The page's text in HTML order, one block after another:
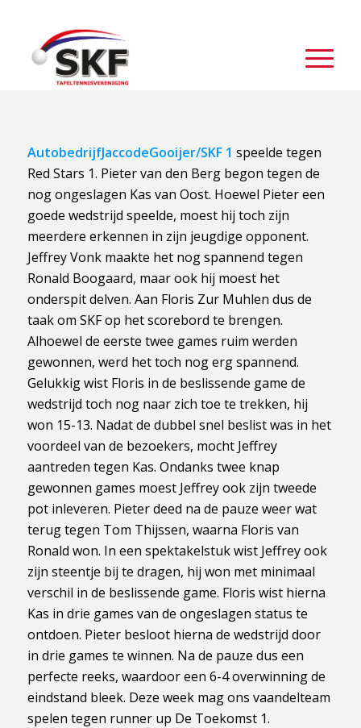
AutobedrijfJaccodeGooijer/SKF 1 speelde tegen
Red Stars 1. Pieter van den Berg begon tegen de
nog ongeslagen Kas van Oost. Hoewel Pieter een
goede wedstrijd speelde, moest hij toch zijn
meerdere erkennen in zijn jeugdige opponent.
Jeffrey Vonk maakte het nog spannend tegen
Ronald Boogaard, maar ook hij moest het
onderspit delven. Aan Floris Zur Muhlen dus de
taak om SKF op het scorebord te brengen.
Alhoewel de eerste twee games ruim werden
gewonnen, werd het toch nog erg spannend.
Gelukkig wist Floris in de beslissende game de
wedstrijd toch nog naar zich toe te trekken, hij
won 15-13. Nadat de dubbel snel beslist was in het
voordeel van de bezoekers, mocht Jeffrey
aantreden tegen Kas. Ondanks twee knap
gewonnen games moest Jeffrey ook zijn tweede
pot inleveren. Pieter deed na de pauze weer wat
terug tegen Tom Thijssen, waarna Floris van
Ronald won. In een spektakelstuk wist Jeffrey ook
zijn steentje bij te dragen, hij won met minimaal
verschil in de beslissende game. Floris wist hierna
Kas in drie games van de ongeslagen status te
ontdoen. Pieter besloot hierna de wedstrijd door
in drie games te winnen. Na de pauze dus een
perfecte reeks, waardoor een 6-4 overwinning de
eindstand bleek. Deze week mag ons vaandelteam
spelen tegen runner up De Toekomst 1.